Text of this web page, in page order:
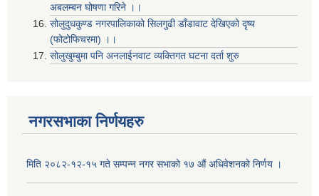
अबलम्बन घोषणा गरिने ।।
सोलुदुधकुण्ड नगरपालिकाको सिलगुढी डाँडावाट देखिएको दृष्य
(फोटोफिचरमा) ।।
सोलुखुम्बुमा पनि अनलाईनवाट व्यक्तिगत घटना दर्ता शुरु
नगरसभाका निर्णयहरु
मिति २०८२-१२-१५ गते सम्पन्न नगर सभाको १७ औं अधिवेशनको निर्णय ।